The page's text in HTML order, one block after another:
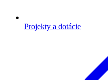
Projekty a dotácie